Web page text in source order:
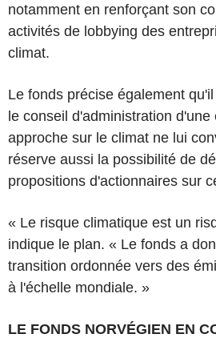
notamment en renforçant son
activités de lobbying des
climat.
Le fonds précise également
le conseil d'administration d'une
approche sur le climat ne lui
réserve aussi la possibilité de
propositions d'actionnaires sur
« Le risque climatique est un
indique le plan. « Le fonds a
transition ordonnée vers des
à l'échelle mondiale. »
LE FONDS NORVÉGIEN EN